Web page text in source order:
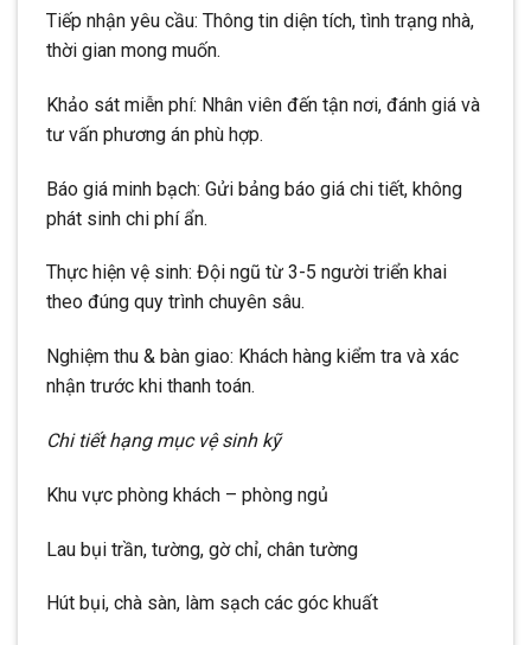
Tiếp nhận yêu cầu: Thông tin diện tích, tình trạng nhà,
thời gian mong muốn.
Khảo sát miễn phí: Nhân viên đến tận nơi, đánh giá và
tư vấn phương án phù hợp.
Báo giá minh bạch: Gửi bảng báo giá chi tiết, không
phát sinh chi phí ẩn.
Thực hiện vệ sinh: Đội ngũ từ 3-5 người triển khai
theo đúng quy trình chuyên sâu.
Nghiệm thu & bàn giao: Khách hàng kiểm tra và xác
nhận trước khi thanh toán.
Chi tiết hạng mục vệ sinh kỹ
Khu vực phòng khách – phòng ngủ
Lau bụi trần, tường, gờ chỉ, chân tường
Hút bụi, chà sàn, làm sạch các góc khuất